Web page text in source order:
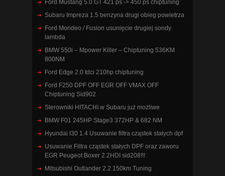
Ford Mustang 5.0 GT 421 ps -> 450 ps chiptuning
Subaru Impreza 1.5 benzyna drugi obieg powietrza
Ford Mondeo / Fusion usunięcie drugiej sondy
lambda
BMW 550i – Mpower Killer – Chiptuning 536KM
800NM
Ford Edge 2.0 tdci 210hp chiptuning
Ford F250 DPF OFF EGR OFF VMAX OFF
Chiptuning Sid902
Sterowniki HITACHI w Subaru już możliwe
BMW F01 245HP Stage3 372HP & 682 NM
Hyundai I30 1.4 Usuwanie filtra cząstek stałych dpf
Usuwanie Filtra cząstek stałych DPF oraz zaworu
EGR Peugeot Boxer 2.2HDI sid208!!!
Mitsubishi Outlander 2.2 150km Tuning